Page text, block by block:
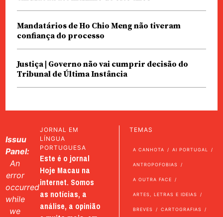
Mandatários de Ho Chio Meng não tiveram
confiança do processo
Justiça | Governo não vai cumprir decisão do
Tribunal de Última Instância
Issuu
Panel:
An
error
occurred
while
we
JORNAL EM
LÍNGUA
PORTUGUESA
Este é o jornal
Hoje Macau na
internet. Somos
as notícias, a
análise, a opinião
TEMAS
A CANHOTA AI PORTUGAL
ANTROPOFOBIAS
A OUTRA FACE
ARTES, LETRAS E IDEIAS
BREVES CARTOGRAFIAS